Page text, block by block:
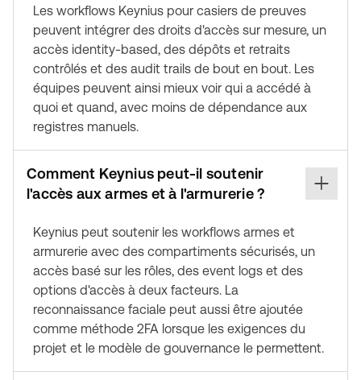
Les workflows Keynius pour casiers de preuves
peuvent intégrer des droits d'accès sur mesure, un
accès identity-based, des dépôts et retraits
contrôlés et des audit trails de bout en bout. Les
équipes peuvent ainsi mieux voir qui a accédé à
quoi et quand, avec moins de dépendance aux
registres manuels.
Comment Keynius peut-il soutenir
l'accès aux armes et à l'armurerie ?
Keynius peut soutenir les workflows armes et
armurerie avec des compartiments sécurisés, un
accès basé sur les rôles, des event logs et des
options d'accès à deux facteurs. La
reconnaissance faciale peut aussi être ajoutée
comme méthode 2FA lorsque les exigences du
projet et le modèle de gouvernance le permettent.